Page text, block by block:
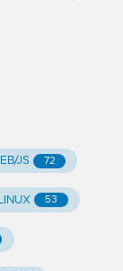
JS 72
LINUX 53